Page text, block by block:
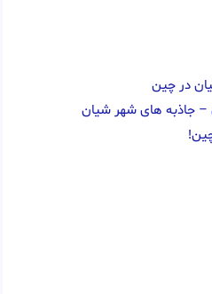
در چین
جاذبه های شهر شیان